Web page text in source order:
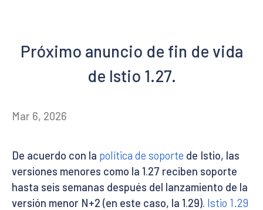
Próximo anuncio de fin de vida
de Istio 1.27.
Mar 6, 2026
De acuerdo con la política de soporte de Istio, las
versiones menores como la 1.27 reciben soporte
hasta seis semanas después del lanzamiento de la
versión menor N+2 (en este caso, la 1.29). Istio 1.29